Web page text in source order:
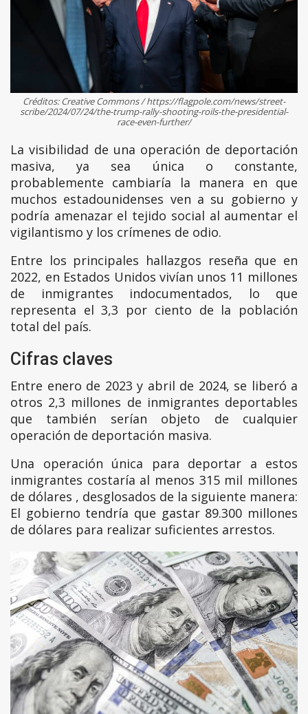
Créditos: Creative Commons / https://flagpole.com/news/street-
scribe/2024/07/24/the-trump-rally-shooting-roils-the-presidential-
race-even-further/
La visibilidad de una operación de deportación
masiva, ya sea única o constante,
probablemente cambiaría la manera en que
muchos estadounidenses ven a su gobierno y
podría amenazar el tejido social al aumentar el
vigilantismo y los crímenes de odio.
Entre los principales hallazgos reseña que en
2022, en Estados Unidos vivían unos 11 millones
de inmigrantes indocumentados, lo que
representa el 3,3 por ciento de la población
total del país.
Cifras claves
Entre enero de 2023 y abril de 2024, se liberó a
otros 2,3 millones de inmigrantes deportables
que también serían objeto de cualquier
operación de deportación masiva.
Una operación única para deportar a estos
inmigrantes costaría al menos 315 mil millones
de dólares , desglosados de la siguiente manera:
El gobierno tendría que gastar 89.300 millones
de dólares para realizar suficientes arrestos.